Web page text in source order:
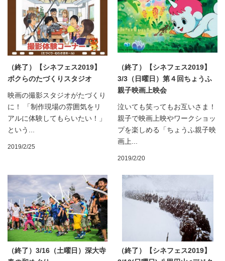
（終了）【シネフェス2019】
ボクらのたづくりスタジオ
映画の撮影スタジオがたづくり
に！ 「制作現場の雰囲気をリ
アルに体験してもらいたい！」
という...
2019/2/25
（終了）【シネフェス2019】
3/3（日曜日）第４回ちょうふ
親子映画上映会
泣いても笑ってもお互いさま！
親子で映画上映やワークショッ
プを楽しめる「ちょうふ親子映
画上...
2019/2/20
（終了）3/16（土曜日）深大寺
（終了）【シネフェス2019】